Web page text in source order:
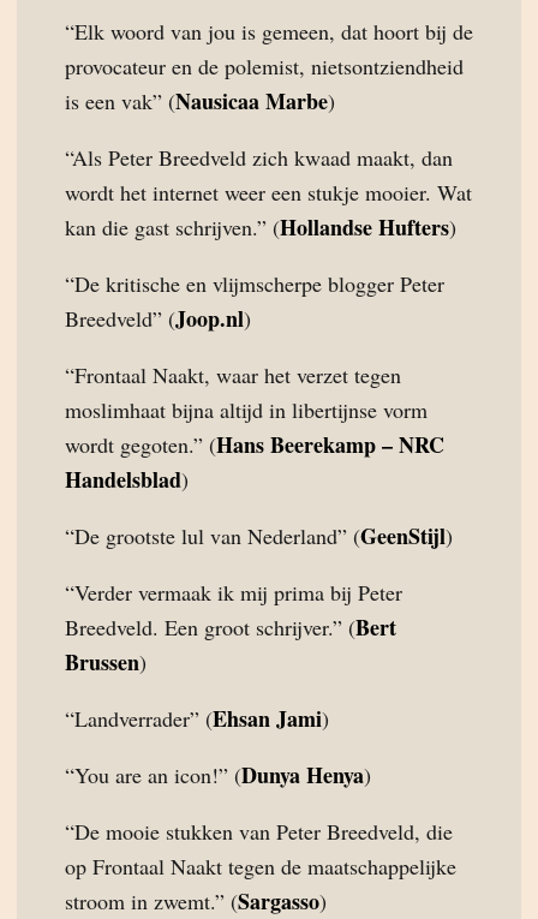
“Elk woord van jou is gemeen, dat hoort bij de
provocateur en de polemist, nietsontziendheid
is een vak” (Nausicaa Marbe)
“Als Peter Breedveld zich kwaad maakt, dan
wordt het internet weer een stukje mooier. Wat
kan die gast schrijven.” (Hollandse Hufters)
“De kritische en vlijmscherpe blogger Peter
Breedveld” (Joop.nl)
“Frontaal Naakt, waar het verzet tegen
moslimhaat bijna altijd in libertijnse vorm
wordt gegoten.” (Hans Beerekamp – NRC
Handelsblad)
“De grootste lul van Nederland” (GeenStijl)
“Verder vermaak ik mij prima bij Peter
Breedveld. Een groot schrijver.” (Bert
Brussen)
“Landverrader” (Ehsan Jami)
“You are an icon!” (Dunya Henya)
“De mooie stukken van Peter Breedveld, die
op Frontaal Naakt tegen de maatschappelijke
stroom in zwemt.” (Sargasso)